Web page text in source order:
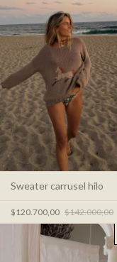
Sweater carrusel hilo
$120.700,00 $142.000,00